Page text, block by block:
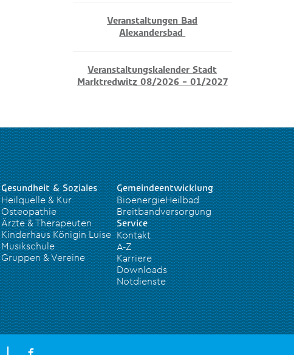
Veranstaltungen Bad
Alexandersbad
Veranstaltungskalender Stadt
Marktredwitz 08/2026 – 01/2027
Gesundheit & Soziales
Heilquelle & Kur
Osteopathie
Ärzte & Therapeuten
Kinderhaus Königin Luise
Musikschule
Gruppen & Vereine
Gemeindeentwicklung
BioenergieHeilbad
Breitbandversorgung
Service
Kontakt
A-Z
Karriere
Downloads
Notdienste